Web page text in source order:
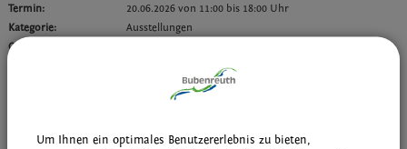
Termin: 20.06.2026 von 11:00 bis 18:00 Uhr
Kategorie:
Ausstellungen
Ort:
Kunsttreff Bubenreuth
Termin:
20.06.2026 18:00 Uhr
Um Ihnen ein optimales Benutzererlebnis zu bieten,